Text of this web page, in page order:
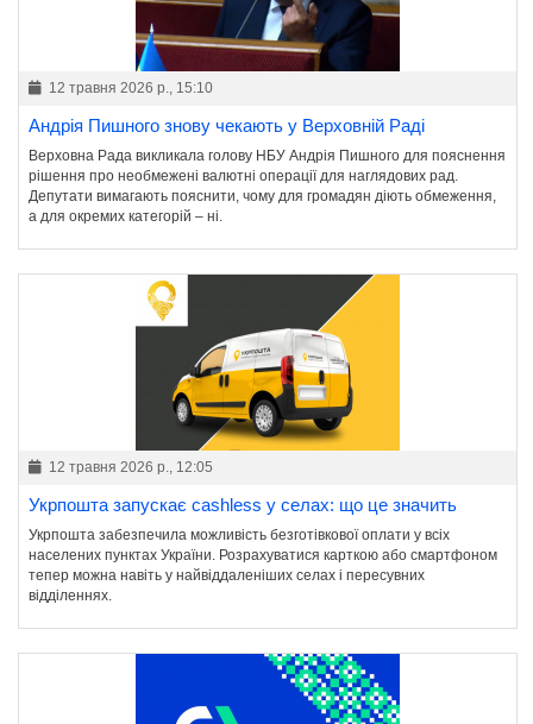
12 травня 2026 р., 15:10
Андрія Пишного знову чекають у Верховній Раді
Верховна Рада викликала голову НБУ Андрія Пишного для пояснення
рішення про необмежені валютні операції для наглядових рад.
Депутати вимагають пояснити, чому для громадян діють обмеження,
а для окремих категорій – ні.
12 травня 2026 р., 12:05
Укрпошта запускає cashless у селах: що це значить
Укрпошта забезпечила можливість безготівкової оплати у всіх
населених пунктах України. Розрахуватися карткою або смартфоном
тепер можна навіть у найвіддаленіших селах і пересувних
відділеннях.